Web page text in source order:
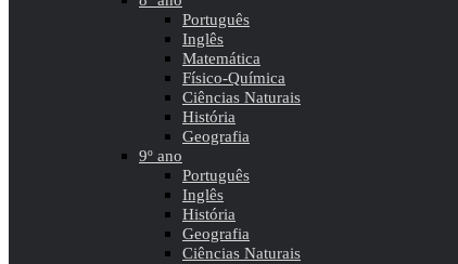
Português
Inglês
Matemática
Físico-Química
Ciências Naturais
História
Geografia
9º ano
Português
Inglês
História
Geografia
Ciências Naturais